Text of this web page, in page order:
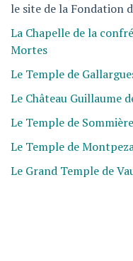
le site de la Fondation
La Chapelle de la
Mortes
Le Temple de
Le Château Guillaume
Le Temple de
Le Temple de
Le Grand Temple de